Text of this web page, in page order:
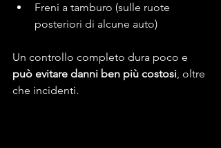
Freni a tamburo (sulle ruote
posteriori di alcune auto)
Un controllo completo dura poco e
può evitare danni ben più costosi, oltre
che incidenti.